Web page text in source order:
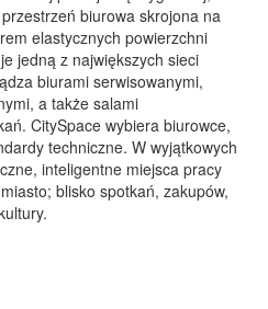
biurowa skrojona na
elastycznych powierzchni
jedną z największych sieci
biurami serwisowanymi,
a także salami
CitySpace wybiera biurowce,
techniczne. W wyjątkowych
inteligentne miejsca pracy
blisko spotkań, zakupów,